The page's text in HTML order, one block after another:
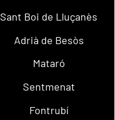
Sant Boi de Lluçanès
Adrià de Besòs
Mataró
Sentmenat
Fontrubí